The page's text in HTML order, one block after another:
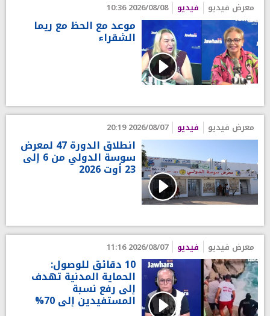
معرض فيديو فيديو 2026/08/08 10:36
موعد مع الحظ مع ريما
الشقراء
معرض فيديو فيديو 2026/08/07 20:19
انطلاق الدورة 47 لمعرض
سوسة الدولي من 6 إلى
23 أوت 2026
معرض فيديو فيديو 2026/08/07 11:16
10 دقائق للوصول:
الحماية المدنية تهدف
إلى رفع نسبة
المستفيدين إلى 70%